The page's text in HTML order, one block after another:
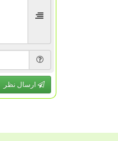
ارسال نظر